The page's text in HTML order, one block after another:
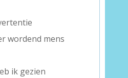
wordend mens
ik gezien